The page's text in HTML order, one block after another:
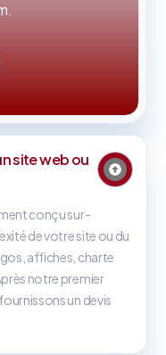
site web ou
conçu sur-
de votre site ou du
affiches, charte
notre premier
un devis